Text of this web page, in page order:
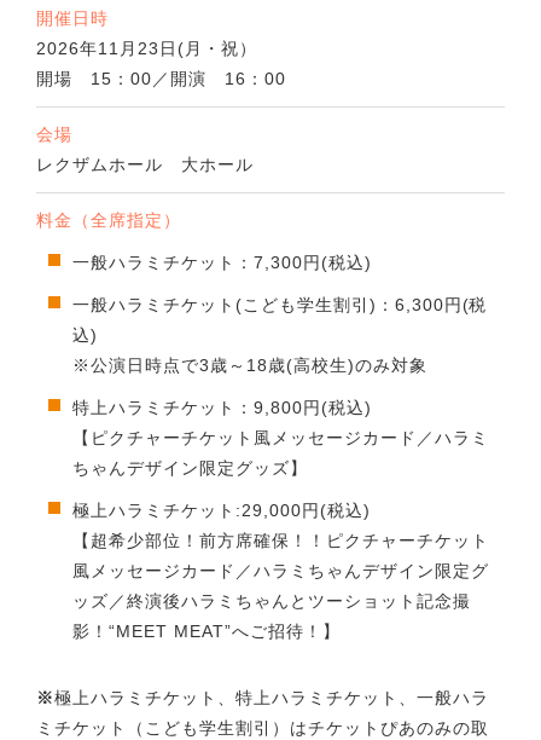
開催日時
2026年11月23日(月・祝）
開場 15：00／開演 16：00
会場
レクザムホール 大ホール
料金（全席指定）
一般ハラミチケット：7,300円(税込)
一般ハラミチケット(こども学生割引)：6,300円(税
込)
※公演日時点で3歳～18歳(高校生)のみ対象
特上ハラミチケット：9,800円(税込)
【ピクチャーチケット風メッセージカード／ハラミ
ちゃんデザイン限定グッズ】
極上ハラミチケット:29,000円(税込)
【超希少部位！前方席確保！！ピクチャーチケット
風メッセージカード／ハラミちゃんデザイン限定グ
ッズ／終演後ハラミちゃんとツーショット記念撮
影！“MEET MEAT”へご招待！】
※極上ハラミチケット、特上ハラミチケット、一般ハラ
ミチケット
（こども学生割引）はチケットぴあのみの取